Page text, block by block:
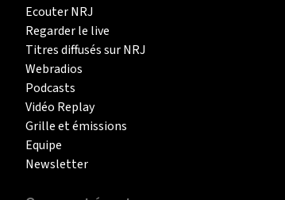
Ecouter NRJ
Regarder le live
Titres diffusés sur NRJ
Webradios
Podcasts
Vidéo Replay
Grille et émissions
Equipe
Newsletter